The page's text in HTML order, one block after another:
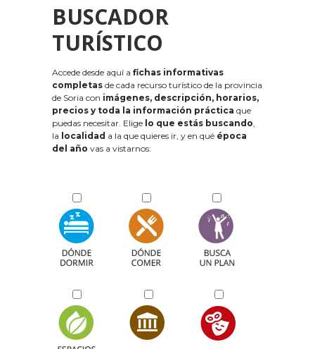
BUSCADOR
TURÍSTICO
Accede desde aquí a fichas informativas
completas de cada recurso turístico de la provincia
de Soria con imágenes, descripción, horarios,
precios y toda la información práctica que
puedas necesitar. Elige lo que estás buscando,
la localidad a la que quieres ir, y en qué época
del año vas a vistarnos: